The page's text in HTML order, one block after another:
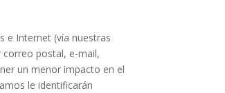
e Internet (vía nuestras
postal, e-mail,
un menor impacto en el
le identificarán